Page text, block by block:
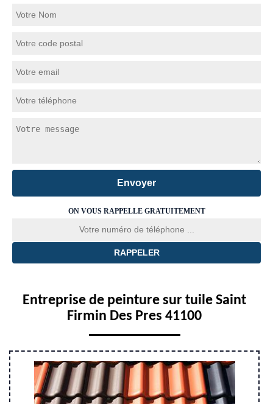
ON VOUS RAPPELLE GRATUITEMENT
Entreprise de peinture sur tuile Saint
Firmin Des Pres 41100